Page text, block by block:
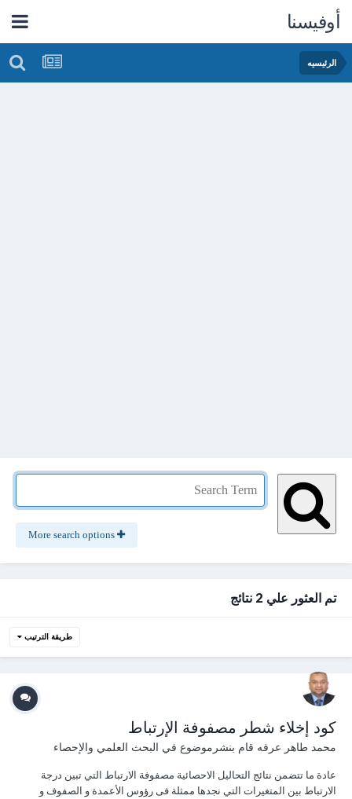
أوفيسنا
الرئيسيه
تم العثور علي 2 نتائج
طريقة الترتيب
كود إخلاء شطر مصفوفة الإرتباط
محمد طاهر عرفه قام بنشرموضوع في البحث العلمي والإحصاء
عادة ما تتضمن نتائج التحاليل الاحصائية مصفوفة الارتباط التي تبين درجة
الارتباط بين المتغيرات التي نجدها ممثلة فى رؤوس الأعمدة و الصفوف و